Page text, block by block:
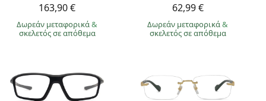
163,90 €
Δωρεάν μεταφορικά&
σκελετός σε απόθεμα
62,99 €
Δωρεάν μεταφορικά&
σκελετός σε απόθεμα